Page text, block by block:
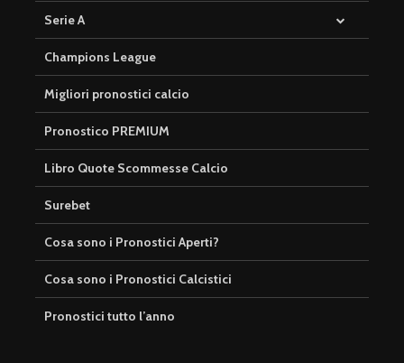
Serie A
Champions League
Migliori pronostici calcio
Pronostico PREMIUM
Libro Quote Scommesse Calcio
Surebet
Cosa sono i Pronostici Aperti?
Cosa sono i Pronostici Calcistici
Pronostici tutto l’anno